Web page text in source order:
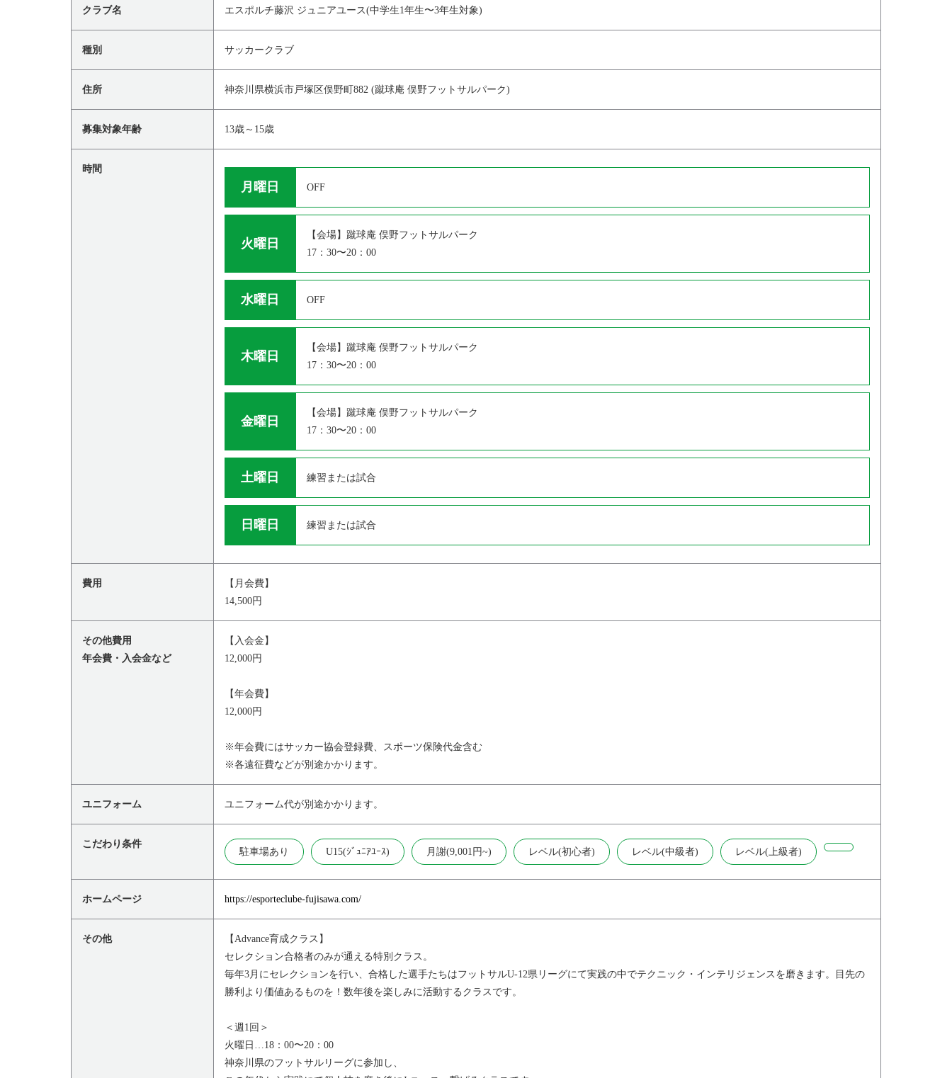
クラブ名 エスポルチ藤沢 ジュニアユース(中学生1年生〜3年生対象)
種別 サッカークラブ
住所 神奈川県横浜市戸塚区俣野町882 (蹴球庵 俣野フットサルパーク)
募集対象年齢 13歳～15歳
時間
月曜日 OFF
火曜日
【会場】蹴球庵 俣野フットサルパーク
17：30〜20：00
水曜日 OFF
木曜日
【会場】蹴球庵 俣野フットサルパーク
17：30〜20：00
金曜日
【会場】蹴球庵 俣野フットサルパーク
17：30〜20：00
土曜日 練習または試合
日曜日 練習または試合
費用
【月会費】
14,500円
その他費用
年会費・入会金など
【入会金】
12,000円
【年会費】
12,000円
※年会費にはサッカー協会登録費、スポーツ保険代金含む
※各遠征費などが別途かかります。
ユニフォーム ユニフォーム代が別途かかります。
こだわり条件
駐車場あり U15(ｼﾞｭﾆｱﾕｰｽ) 月謝(9,001円~) レベル(初心者) レベル(中級者) レベル(上級者)
ホームページ https://esporteclube-fujisawa.com/
その他
【Advance育成クラス】
セレクション合格者のみが通える特別クラス。
毎年3月にセレクションを行い、合格した選手たちはフットサルU-12県リーグにて実践の中でテクニック・インテリジェンスを磨きます。目先の
勝利より価値あるものを！数年後を楽しみに活動するクラスです。
＜週1回＞
火曜日…18：00〜20：00
神奈川県のフットサルリーグに参加し、